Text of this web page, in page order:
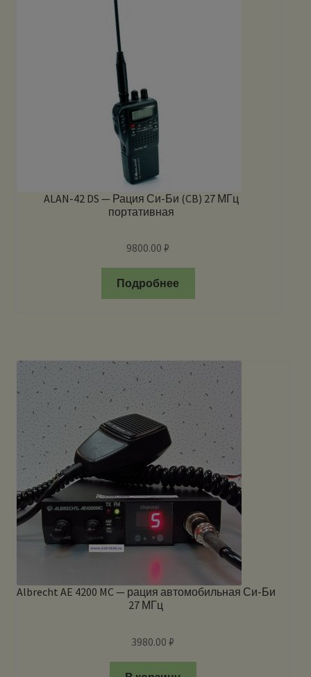
ALAN-42 DS — Рация Си-Би (CB) 27 МГц
портативная
9800.00₽
Подробнее
Albrecht AE 4200 MC — рация автомобильная Си-Би
27 МГц
3980.00₽